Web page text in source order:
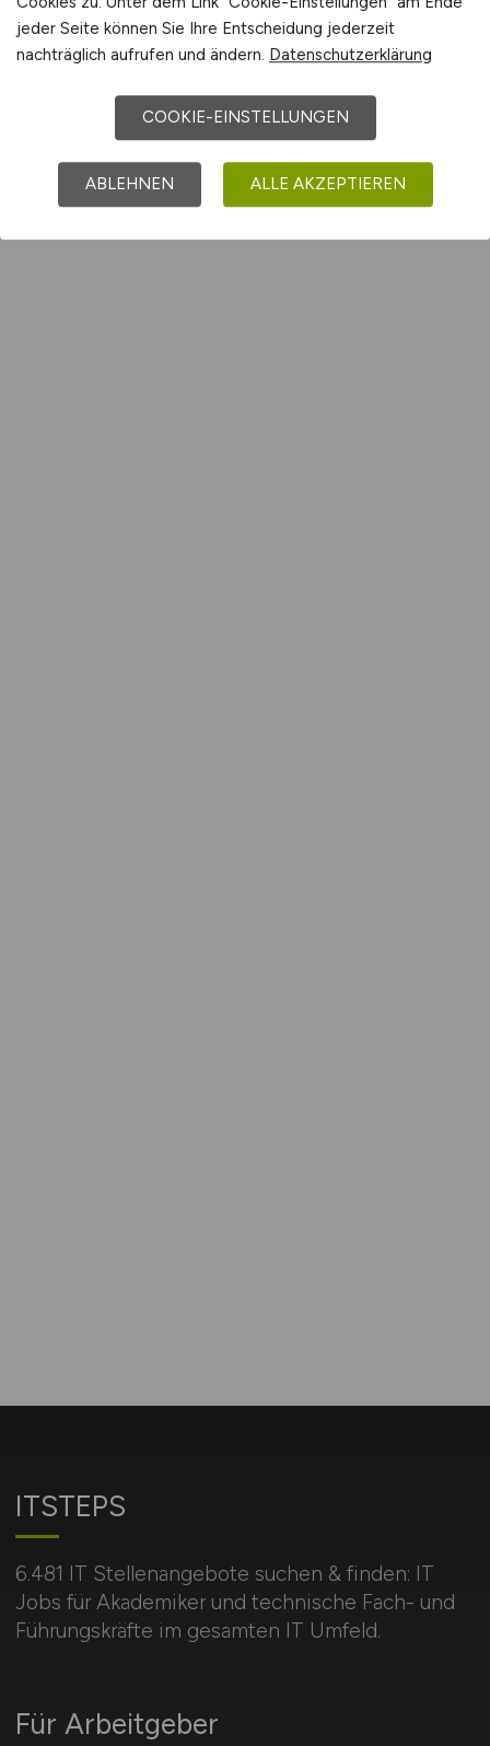
ITSTEPS
6.481 IT Stellenangebote suchen & finden: IT
Jobs für Akademiker und technische Fach- und
Führungskräfte im gesamten IT Umfeld.
Für Arbeitgeber
jeder Seite können Sie Ihre Entscheidung jederzeit
nachträglich aufrufen und ändern. Datenschutzerklärung
COOKIE-EINSTELLUNGEN
ABLEHNEN ALLE AKZEPTIEREN